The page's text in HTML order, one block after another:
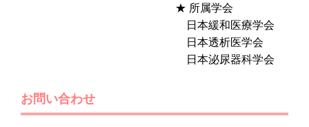
★ 所属学会
日本緩和医療学会
日本透析医学会
日本泌尿器科学会
お問い合わせ